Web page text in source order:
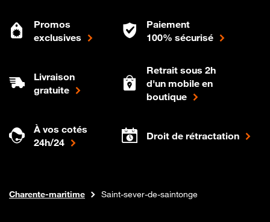
Promos
exclusives
Paiement
100% sécurisé
Livraison
gratuite
Retrait sous 2h
d'un mobile en
boutique
À vos cotés
24h/24
Droit de rétractation
Boutique Orange
Internet fibreNouvelle-aquitaine
Charente-maritime Saint-sever-de-saintonge